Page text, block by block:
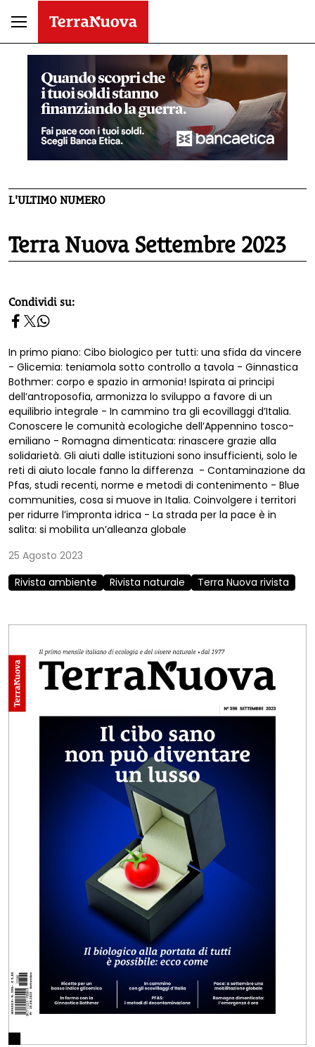
L'ULTIMO NUMERO
Terra Nuova Settembre 2023
homepage h2
Condividi su:
In primo piano: Cibo biologico per tutti: una sfida da vincere
- Glicemia: teniamola sotto controllo a tavola - Ginnastica
Bothmer: corpo e spazio in armonia! Ispirata ai principi
dell’antroposofia, armonizza lo sviluppo a favore di un
equilibrio integrale - In cammino tra gli ecovillaggi d’Italia.
Conoscere le comunità ecologiche dell’Appennino tosco-
emiliano - Romagna dimenticata: rinascere grazie alla
solidarietà. Gli aiuti dalle istituzioni sono insufficienti, solo le
reti di aiuto locale fanno la differenza - Contaminazione da
Pfas, studi recenti, norme e metodi di contenimento - Blue
communities, cosa si muove in Italia. Coinvolgere i territori
per ridurre l’impronta idrica - La strada per la pace è in
salita: si mobilita un’alleanza globale
25 Agosto 2023
Rivista ambiente
Rivista naturale Terra Nuova rivista